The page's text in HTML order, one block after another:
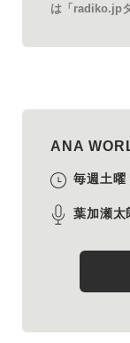
は「radiko.jp
ANA
毎週土曜
葉加瀬太